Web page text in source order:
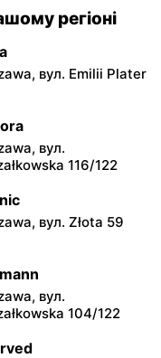
Leśna, вул.
26
65
28
регіоні
вул. Emilii Plater
вул.
116/122
вул. Złota 59
вул.
104/122